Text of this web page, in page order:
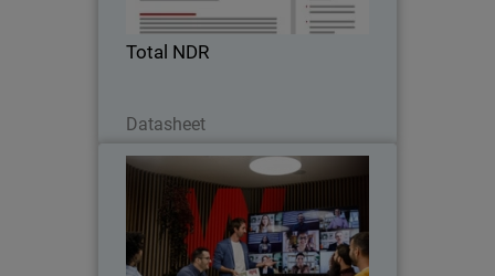
Total NDR
Datasheet
Thumbnail
Proteja Todos os Usuários e
Todas as Redes com Firebox e
FireCloud
Body
Com o Firebox e o FireCloud, a
WatchGuard elimina a complexidade e